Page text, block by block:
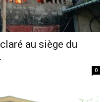
au siège du
0